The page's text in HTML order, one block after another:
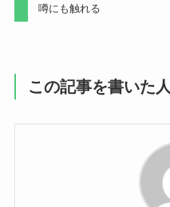
噂にも触れる
この記事を書いた人